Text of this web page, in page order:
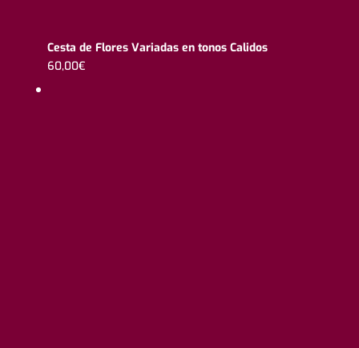
Cesta de Flores Variadas en tonos Calidos
60,00€